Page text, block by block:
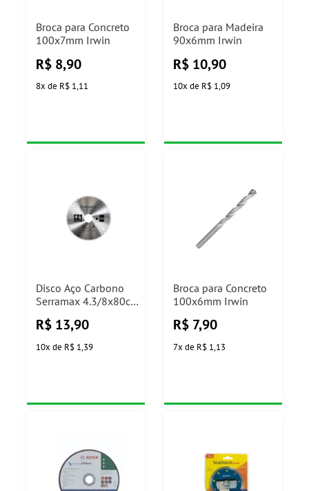
Broca para Concreto
100x7mm Irwin
R$ 8,90
8x de R$ 1,11
Broca para Madeira
90x6mm Irwin
R$ 10,90
10x de R$ 1,09
Disco Aço Carbono
Serramax 4.3/8x80cm
R$ 13,90
10x de R$ 1,39
Broca para Concreto
100x6mm Irwin
R$ 7,90
7x de R$ 1,13